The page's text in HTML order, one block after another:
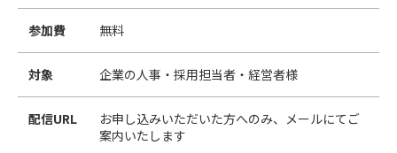
参加費 無料
対象 企業の人事・採用担当者・経営者様
配信URL
お申し込みいただいた方へのみ、メールにてご
案内いたします